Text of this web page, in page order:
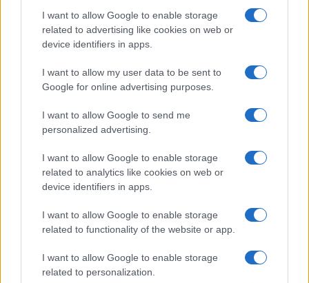
I want to allow Google to enable storage
related to advertising like cookies on web or
device identifiers in apps.
I want to allow my user data to be sent to
Google for online advertising purposes.
I want to allow Google to send me
personalized advertising.
I want to allow Google to enable storage
related to analytics like cookies on web or
device identifiers in apps.
I want to allow Google to enable storage
related to functionality of the website or app.
I want to allow Google to enable storage
related to personalization.
Itt is lehet telket venni, de lehet üzletet és galériát is nyitni.
Saját definíciójuk szerint a Decentraland az első a
felhasználóik tulajdonában álló virtuális világ.
Következő 30 szócikk
Amennyiben a telefonok jellemzőit jobban szemügyre szeretné
venni, érdemes mégkörbenézni a telefon adatbázisunkban
amely a legnagyobb Magyarországon elérhető mobiltelefon, tablet
rendszerességgel frissítjük.
Ha a paraméterlistán túl további információkra is kíváncsi, akkor
keresztül vizsgálják meg szakértő kollégáink az eszközöket, és
utána írják le szakmai véleményüket.